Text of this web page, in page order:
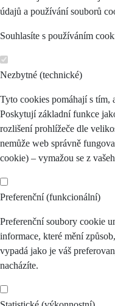
údajů a používání souborů
Souhlasíte s používáním
Nezbytné (technické)
Tyto cookies pomáhají s tím,
Poskytují základní funkce
rozlišení prohlížeče dle
nemůže web správně
cookie) – vymažou se z
Preferenční (funkcionální)
Preferenční soubory cookie
informace, které mění
vypadá jako je váš
nacházíte.